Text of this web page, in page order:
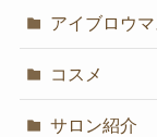
アイブロウ
コスメ
サロン紹介